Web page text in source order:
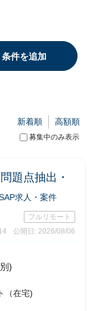
条件を追加
募集中のみ表示
新着順 高額順
題点抽出・
求人・案件
フルリモート
公開日: 2026/08/06
)
（在宅)